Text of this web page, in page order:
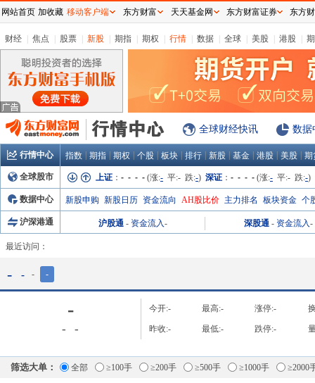
财经 焦点 股票 新股 期指 期权 行情 数据 全球 美股 港股
全球财经快讯 数据
行情中心 指数 期指 期权 个股 板块 排行 新股 基金 港股 美股 期
全球股市 上证 ： - - - - (涨:- 平:- 跌:-) 深证 ： - - - - (涨:- 平:- 跌:-)
数据中心 新股申购 新股日历 资金流向 AH股比价 主力排名 板块资金 个
沪深港通 沪股通 - 资金流入- 深股通 - 资金流入-
最近访问：
- - - -
-
- -
今开:- 最高:- 涨停:-
昨收:- 最低:- 跌停:-
筛选大单： 全部 ≥100手 ≥200手 ≥500手 ≥1000手 ≥2000
网站首页 加收藏 移动客户端 东方财富 天天基金网 东方财富证券 东方